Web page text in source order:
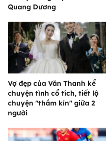
Quang Dương
Vợ đẹp của Văn Thanh kể
chuyện tình cổ tích, tiết lộ
chuyện "thầm kín" giữa 2
người